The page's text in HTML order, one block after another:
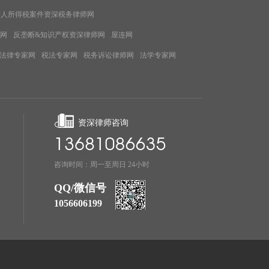
所得税案件资深税务律师网
反垄断&知识产权资深律师网 屋连网
律专家网 税法专家网 税务诉讼律师网 法学专家网
资深律师咨询
咨询时间：周一至周日 24小时
QQ/微信号
1056606199